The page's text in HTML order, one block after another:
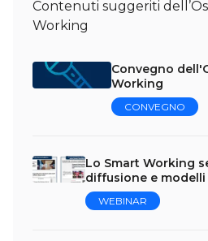
Contenuti suggeriti
Working
Convegno
Working
CONVEGNO
Lo Smart Working
diffusione e modelli
WEBINAR